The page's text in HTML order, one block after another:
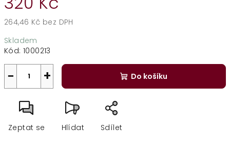
264,46 Kč bez DPH
cena:
Skladem
Kód: 1000213
+
− Do košíku
Zeptat se Hlídat Sdílet